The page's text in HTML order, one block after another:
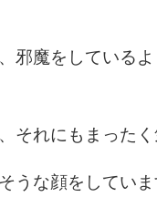
邪魔をしている
それにもまったく
うな顔をしていま